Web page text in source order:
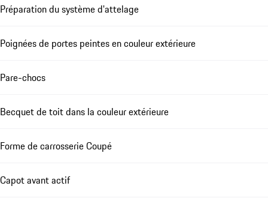
Préparation du système d'attelage
Poignées de portes peintes en couleur extérieure
Pare-chocs
Becquet de toit dans la couleur extérieure
Forme de carrosserie Coupé
Capot avant actif